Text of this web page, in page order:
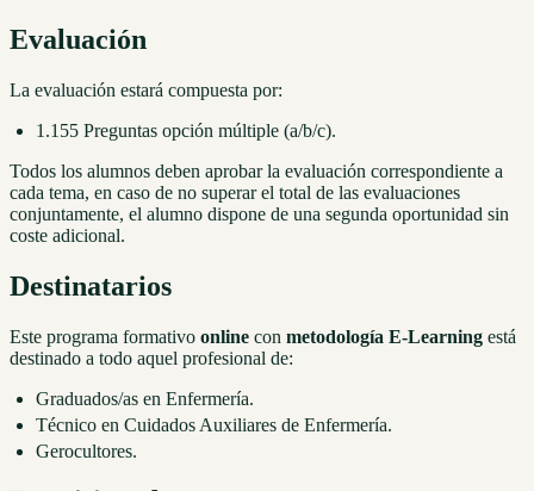
Evaluación
La evaluación estará compuesta por:
1.155 Preguntas opción múltiple (a/b/c).
Todos los alumnos deben aprobar la evaluación correspondiente a
cada tema, en caso de no superar el total de las evaluaciones
conjuntamente, el alumno dispone de una segunda oportunidad sin
coste adicional.
Destinatarios
Este programa formativo online con metodología E-Learning está
destinado a todo aquel profesional de:
Graduados/as en Enfermería.
Técnico en Cuidados Auxiliares de Enfermería.
Gerocultores.